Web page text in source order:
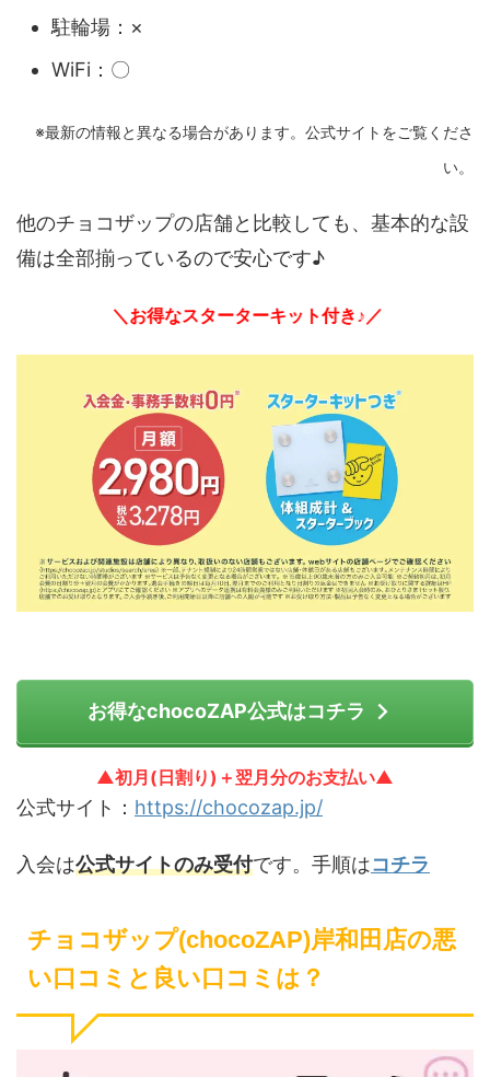
駐輪場：×
WiFi：〇
※最新の情報と異なる場合があります。公式サイトをご覧くださ
い。
他のチョコザップの店舗と比較しても、基本的な設
備は全部揃っているので安心です♪
＼お得なスターターキット付き♪／
お得なchocoZAP公式はコチラ
▲初月(日割り)＋翌月分のお支払い▲
公式サイト： https://chocozap.jp/
入会は公式サイトのみ受付です。手順はコチラ
チョコザップ(chocoZAP)岸和田店の悪
い口コミと良い口コミは？